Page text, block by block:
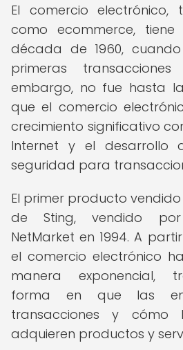
El comercio electrónico,
como ecommerce,
década de 1960,
primeras transacciones
embargo, no fue hasta
que el comercio
crecimiento significativo
Internet y el desarrollo
seguridad para
El primer producto
de Sting, vendido
NetMarket en 1994. A
el comercio electrónico
manera exponencial,
forma en que las
transacciones y cómo
adquieren productos y